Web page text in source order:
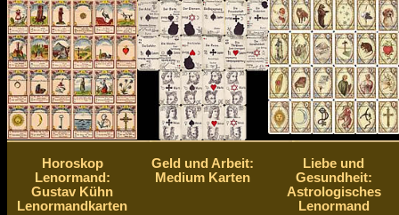
Horoskop
Lenormand:
Gustav Kühn
Lenormandkarten
Geld und Arbeit:
Medium Karten
Liebe und
Gesundheit:
Astrologisches
Lenormand